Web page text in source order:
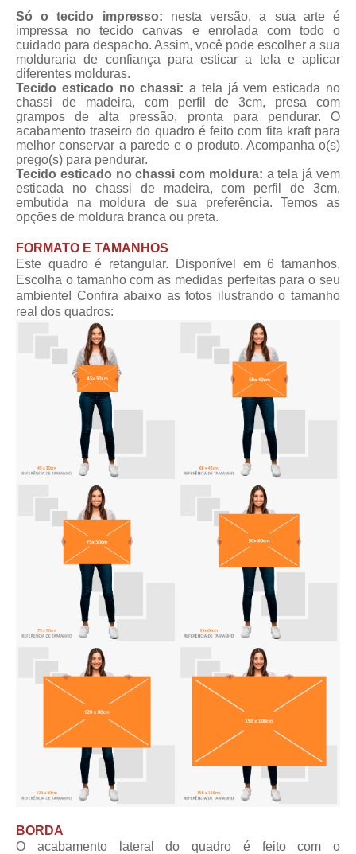
Só o tecido impresso: nesta versão, a sua arte é
impressa no tecido canvas e enrolada com todo o
cuidado para despacho. Assim, você pode escolher a sua
molduraria de confiança para esticar a tela e aplicar
diferentes molduras.
Tecido esticado no chassi: a tela já vem esticada no
chassi de madeira, com perfil de 3cm, presa com
grampos de alta pressão, pronta para pendurar. O
acabamento traseiro do quadro é feito com fita kraft para
melhor conservar a parede e o produto. Acompanha o(s)
prego(s) para pendurar.
Tecido esticado no chassi com moldura: a tela já vem
esticada no chassi de madeira, com perfil de 3cm,
embutida na moldura de sua preferência. Temos as
opções de moldura branca ou preta.
FORMATO E TAMANHOS
Este quadro é retangular. Disponível em 6 tamanhos.
Escolha o tamanho com as medidas perfeitas para o seu
ambiente! Confira abaixo as fotos ilustrando o tamanho
real dos quadros:
BORDA
O acabamento lateral do quadro é feito com o